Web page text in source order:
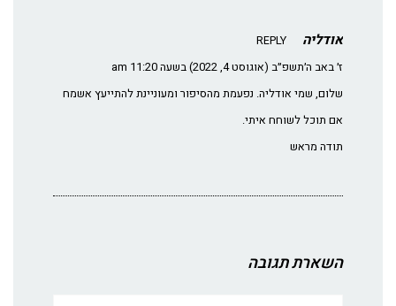
אודליה
REPLY
ז׳ באב ה׳תשפ״ב (אוגוסט 4, 2022) בשעה 11:20 am
שלום, שמי אודליה. נפעמת מהסיפור ומעוניינת להתייעץ אשמח
אם תוכל לשוחח איתי.
תודה מראש
השארת תגובה